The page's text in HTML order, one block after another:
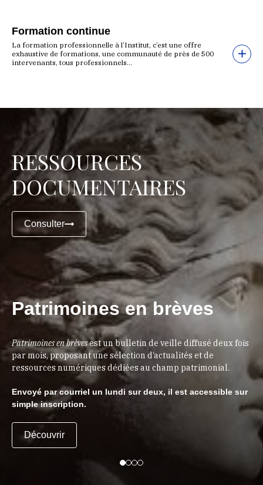
Formation continue
La formation professionnelle à l’Institut, c’est une offre
exhaustive de formations, une communauté de près de 500
intervenants, tous professionnels...
RESSOURCES
DOCUMENTAIRES
Consulter
Patrimoines en brèves
Patrimoines en brèvesest un bulletin de veille diffusé deux fois
par mois, proposant une sélection d’actualités et de
ressources numériques dédiées au champ patrimonial.
Envoyé par courriel un lundi sur deux, il est accessible sur
simple inscription.
Découvrir